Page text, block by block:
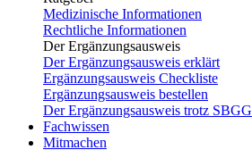
Medizinische Informationen
Rechtliche Informationen
Der Ergänzungsausweis
Der Ergänzungsausweis erklärt
Ergänzungsausweis Checkliste
Ergänzungsausweis bestellen
Der Ergänzungsausweis trotz SBGG
Fachwissen
Mitmachen